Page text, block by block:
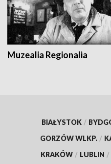
Muzealia Regionalia
BIAŁYSTOK /
GORZÓW WLKP. /
KRAKÓW / LUBLIN /